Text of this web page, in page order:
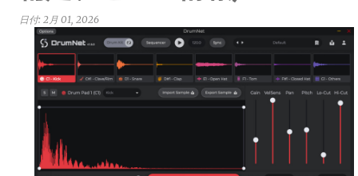
日付: 2月 01, 2026